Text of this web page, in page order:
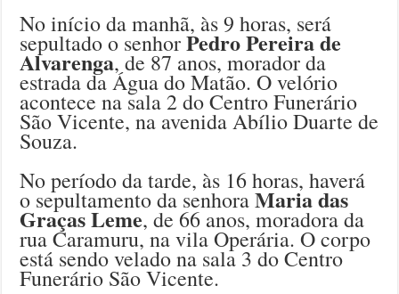
No início da manhã, às 9 horas, será
sepultado o senhorPedro Pereira de
Alvarenga, de 87 anos, morador da
estrada da Água do Matão. O velório
acontece na sala 2 do Centro Funerário
São Vicente, na avenida Abílio Duarte de
Souza.
No período da tarde, às 16 horas, haverá
o sepultamento da senhoraMaria das
Graças Leme, de 66 anos, moradora da
rua Caramuru, na vila Operária. O corpo
está sendo velado na sala 3 do Centro
Funerário São Vicente.